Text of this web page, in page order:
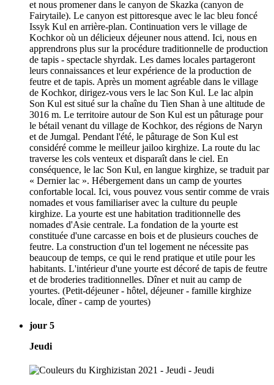
et nous promener dans le canyon de Skazka (canyon de
Fairytaile). Le canyon est pittoresque avec le lac bleu foncé
Issyk Kul en arrière-plan. Continuation vers le village de
Kochkor où un délicieux déjeuner nous attend. Ici, nous en
apprendrons plus sur la procédure traditionnelle de production
de tapis - spectacle shyrdak. Les dames locales partageront
leurs connaissances et leur expérience de la production de
feutre et de tapis. Après un moment agréable dans le village
de Kochkor, dirigez-vous vers le lac Son Kul. Le lac alpin
Son Kul est situé sur la chaîne du Tien Shan à une altitude de
3016 m. Le territoire autour de Son Kul est un pâturage pour
le bétail venant du village de Kochkor, des régions de Naryn
et de Jumgal. Pendant l'été, le pâturage de Son Kul est
considéré comme le meilleur jailoo kirghize. La route du lac
traverse les cols venteux et disparaît dans le ciel. En
conséquence, le lac Son Kul, en langue kirghize, se traduit par
« Dernier lac ». Hébergement dans un camp de yourtes
confortable local. Ici, vous pouvez vous sentir comme de vrais
nomades et vous familiariser avec la culture du peuple
kirghize. La yourte est une habitation traditionnelle des
nomades d'Asie centrale. La fondation de la yourte est
constituée d'une carcasse en bois et de plusieurs couches de
feutre. La construction d'un tel logement ne nécessite pas
beaucoup de temps, ce qui le rend pratique et utile pour les
habitants. L'intérieur d'une yourte est décoré de tapis de feutre
et de broderies traditionnelles. Dîner et nuit au camp de
yourtes. (Petit-déjeuner - hôtel, déjeuner - famille kirghize
locale, dîner - camp de yourtes)
jour 5
Jeudi